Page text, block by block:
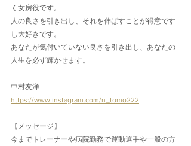
く女房役です。
人の良さを引き出し、それを伸ばすことが得意です
し大好きです。
あなたが気付いていない良さを引き出し、あなたの
人生を必ず輝かせます。
中村友洋
https://www.instagram.com/n_tomo222
【メッセージ】
今までトレーナーや病院勤務で運動選手や一般の方